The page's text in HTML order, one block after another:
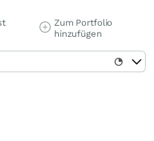
Zum Portfolio
hinzufügen